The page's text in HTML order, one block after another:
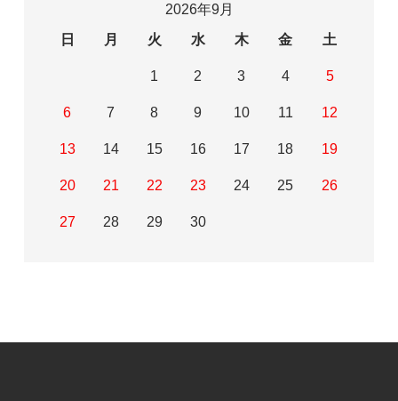
2026年9月
日
月 火 水 木 金 土
1 2 3 4 5
6 7 8 9 10 11 12
13 14 15 16 17 18 19
20 21 22 23 24 25 26
27 28 29 30